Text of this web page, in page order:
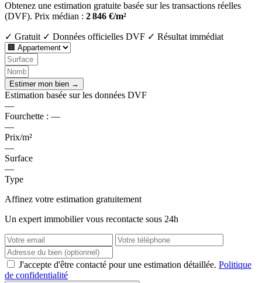
Obtenez une estimation gratuite basée sur les transactions réelles
(DVF). Prix médian : 2 846 €/m²
✓ Gratuit ✓ Données officielles DVF ✓ Résultat immédiat
Estimer mon bien →
Estimation basée sur les données DVF
—
Fourchette : —
—
Prix/m²
—
Surface
—
Type
Affinez votre estimation gratuitement
Un expert immobilier vous recontacte sous 24h
J'accepte d'être contacté pour une estimation détaillée. Politique
de confidentialité